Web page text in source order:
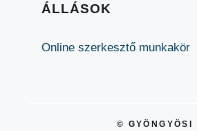
ÁLLÁSOK
Online szerkesztő munkakör
© GYÖNGYÖSI